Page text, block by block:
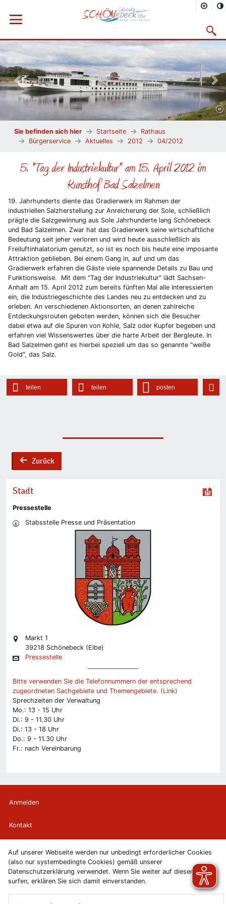
Auf unserer Webseite werden nur unbedingt erforderlicher Cookies
(also nur systembedingte Cookies) gemäß unserer
Datenschutzerklärung verwendet. Wenn Sie weiter auf diesen Seiten
surfen, erklären Sie sich damit einverstanden.
Menü öffnen
Vorheriges Bild
Sie befinden sich hier Startseite
Rathaus
Bürgerservice
Aktuelles 2012 04/2012
5. "Tag der Industriekultur" am 15. April 2012 im
Kunsthof Bad Salzelmen
19. Jahrhunderts diente das Gradierwerk im Rahmen der
industriellen Salzherstellung zur Anreicherung der Sole, schließlich
prägte die Salzgewinnung aus Sole Jahrhunderte lang Schönebeck
und Bad Salzelmen. Zwar hat das Gradierwerk seine wirtschaftliche
Bedeutung seit jeher verloren und wird heute ausschließlich als
Freiluftinhalatorium genutzt, so ist es noch bis heute eine imposante
Attraktion geblieben. Bei einem Gang in, auf und um das
Gradierwerk erfahren die Gäste viele spannende Details zu Bau und
Funktionsweise. Mit dem "Tag der Industriekultur" lädt Sachsen-
Anhalt am 15. April 2012 zum bereits fünften Mal alle Interessierten
ein, die Industriegeschichte des Landes neu zu entdecken und zu
erleben. An verschiedenen Aktionsorten, an denen zahlreiche
Entdeckungsrouten geboten werden, können sich die Besucher
dabei etwa auf die Spuren von Kohle, Salz oder Kupfer begeben und
erfahren viel Wissenswertes über die harte Arbeit der Bergleute. In
Bad Salzelmen geht es hierbei speziell um das so genannte "weiße
Gold", das Salz.
teilen teilen posten
backZurück
Stadt
Pressestelle
Stabsstelle Presse und Präsentation
Markt 1
39218 Schönebeck (Elbe)
Pressestelle
Bitte verwenden Sie die Telefonnummern der entsprechend
zugeordneten Sachgebiete und Themengebiete. (Link)
Sprechzeiten der Verwaltung
Mo.: 13 - 15 Uhr
Di.: 9 - 11.30 Uhr
Di.: 13 - 18 Uhr
Do.: 9 - 11.30 Uhr
Fr.: nach Vereinbarung
Anmelden
Kontakt
Newsletterabmeldung
Impressum